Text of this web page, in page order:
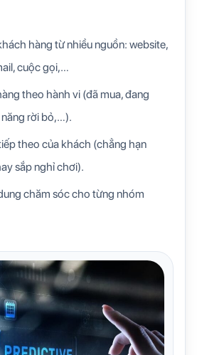
hàng từ nhiều nguồn: website,
cuộc gọi,…
theo hành vi (đã mua, đang
rời bỏ,…).
theo của khách (chẳng hạn
sắp nghỉ chơi).
chăm sóc cho từng nhóm